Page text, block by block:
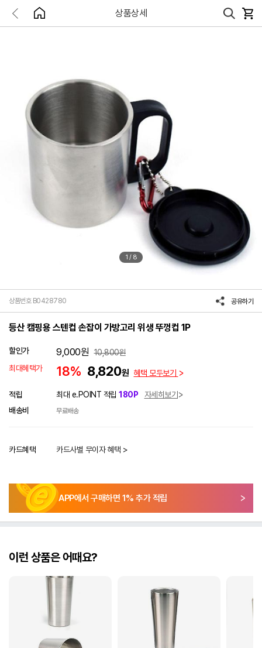
상품상세
1 / 8
상품번호 B0428780 공유하기
등산 캠핑용 스텐컵 손잡이 가방고리 위생 뚜껑컵 1P
할인가 9,000원 10,800원
최대혜택가
18% 8,820원 혜택 모두보기
적립 최대 e.POINT 적립 180P
자세히보기
배송비
무료배송
카드혜택 카드사별 무이자 혜택 >
APP에서 구매하면 1% 추가 적립
이런 상품은 어때요?